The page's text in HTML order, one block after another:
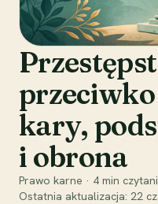
kary,
i obrona
Prawo karne · 4 min
Ostatnia aktualizacja: 22